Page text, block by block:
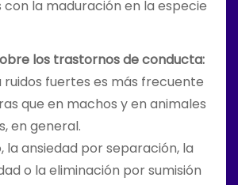
la maduración en la especie
los trastornos de conducta:
ruidos fuertes es más frecuente
que en machos y en animales
en general.
la ansiedad por separación, la
o la eliminación por sumisión